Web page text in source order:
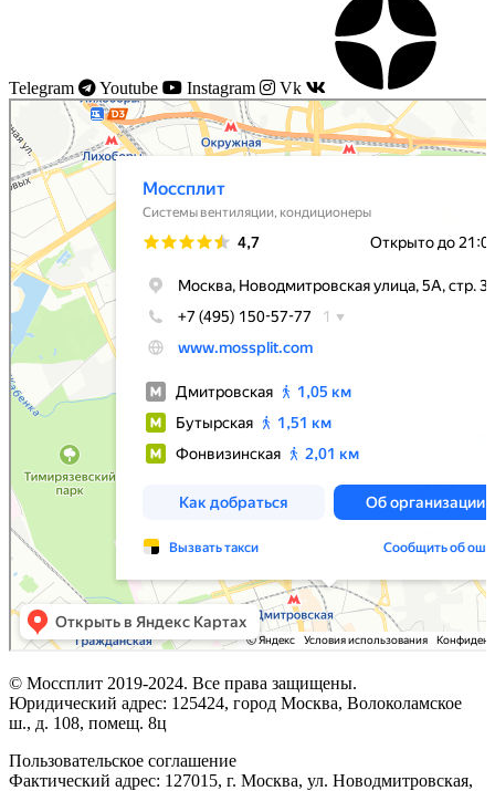
Telegram Youtube Instagram Vk
Моссплит
Системы вентиляции в Москве
Установка кондиционеров в Москве
© Моссплит 2019-2024. Все права защищены.
Юридический адрес: 125424, город Москва, Волоколамское
ш., д. 108, помещ. 8ц
Пользовательское соглашение
Фактический адрес: 127015, г. Москва, ул. Новодмитровская,